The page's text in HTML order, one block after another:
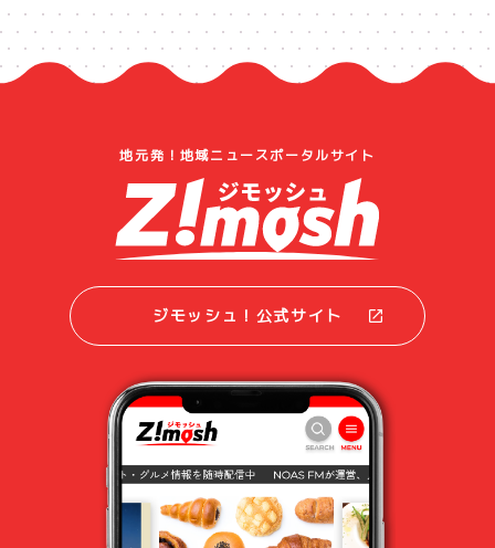
地元発！地域ニュースポータルサイト
ジモッシュ！公式サイト